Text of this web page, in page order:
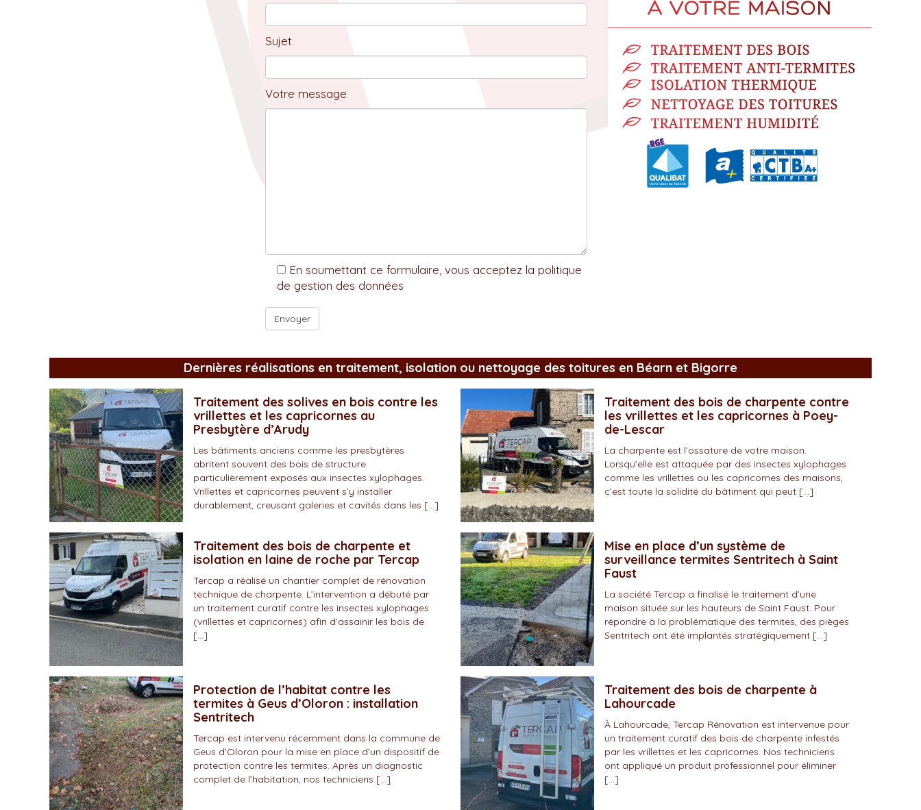
Sujet
Votre message
En soumettant ce formulaire, vous acceptez la politique
de gestion des données
Dernières réalisations en traitement, isolation ou nettoyage des toitures en Béarn et Bigorre
Traitement des solives en bois contre les
vrillettes et les capricornes au
Presbytère d’Arudy
Les bâtiments anciens comme les presbytères
abritent souvent des bois de structure
particulièrement exposés aux insectes xylophages.
Vrillettes et capricornes peuvent s’y installer
durablement, creusant galeries et cavités dans les […]
Traitement des bois de charpente contre
les vrillettes et les capricornes à Poey-
de-Lescar
La charpente est l’ossature de votre maison.
Lorsqu’elle est attaquée par des insectes xylophages
comme les vrillettes ou les capricornes des maisons,
c’est toute la solidité du bâtiment qui peut […]
Traitement des bois de charpente et
isolation en laine de roche par Tercap
Tercap a réalisé un chantier complet de rénovation
technique de charpente. L’intervention a débuté par
un traitement curatif contre les insectes xylophages
(vrillettes et capricornes) afin d’assainir les bois de
[…]
Mise en place d’un système de
surveillance termites Sentritech à Saint
Faust
La société Tercap a finalisé le traitement d’une
maison située sur les hauteurs de Saint Faust. Pour
répondre à la problématique des termites, des pièges
Sentritech ont été implantés stratégiquement […]
Protection de l’habitat contre les
termites à Geus d’Oloron : installation
Sentritech
Tercap est intervenu récemment dans la commune de
Geus d’Oloron pour la mise en place d’un dispositif de
protection contre les termites. Après un diagnostic
complet de l’habitation, nos techniciens […]
Traitement des bois de charpente à
Lahourcade
À Lahourcade, Tercap Rénovation est intervenue pour
un traitement curatif des bois de charpente infestés
par les vrillettes et les capricornes. Nos techniciens
ont appliqué un produit professionnel pour éliminer
[…]